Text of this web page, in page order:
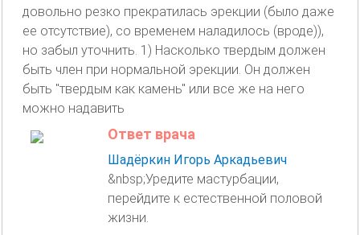
довольно резко прекратилась эрекции (было даже
ее отсутствие), со временем наладилось (вроде)),
но забыл уточнить. 1) Насколько твердым должен
быть член при нормальной эрекции. Он должен
быть "твердым как камень" или все же на него
можно надавить
Ответ врача
Шадёркин Игорь Аркадьевич
&nbsp;Уредите мастурбации,
перейдите к естественной половой
жизни.